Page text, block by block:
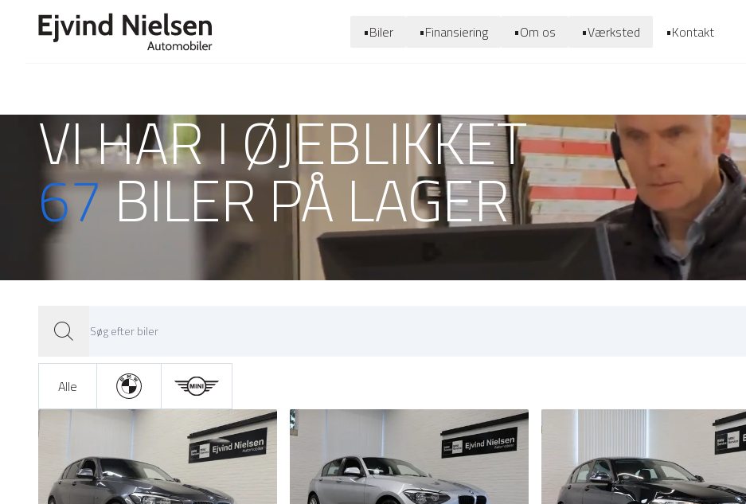
•Biler •Finansiering •Om os •Værksted •Kontakt
VI HAR I ØJEBLIKKET
67BILER PÅ LAGER
Alle